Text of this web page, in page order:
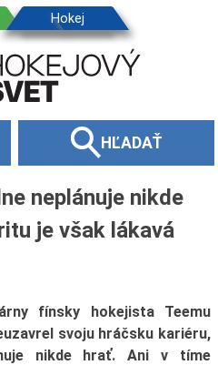
HĽADAŤ
neplánuje nikde
je však lákavá
fínsky hokejista Teemu
svoju hráčsku kariéru,
nikde hrať. Ani v tíme